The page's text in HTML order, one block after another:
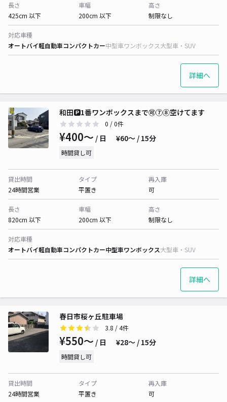
長さ
425cm 以下
車幅
200cm 以下
高さ
制限なし
対応車種
オートバイ軽自動車コンパクトカー中型車ワンボックス大型車・SUV
詳細へ
和田🅿️1番ワンボックスまで🉑⑦⑧空けてます
0 / 0件
¥400〜 / 日 ¥60〜 / 15分
時間貸し可
貸出時間
24時間営業
タイプ
平置き
再入庫
可
長さ
820cm 以下
車幅
200cm 以下
高さ
制限なし
対応車種
オートバイ軽自動車コンパクトカー中型車ワンボックス大型車・SUV
詳細へ
春日市桜ヶ丘駐車場
3.8 / 4件
¥550〜 / 日 ¥28〜 / 15分
時間貸し可
貸出時間
24時間営業
タイプ
平置き
再入庫
可